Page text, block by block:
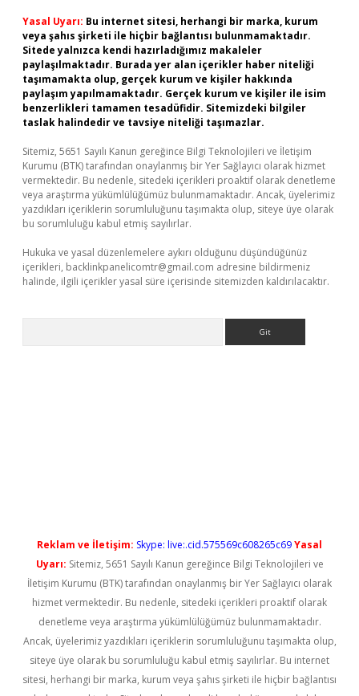
Yasal Uyarı: Bu internet sitesi, herhangi bir marka, kurum
veya şahıs şirketi ile hiçbir bağlantısı bulunmamaktadır.
Sitede yalnızca kendi hazırladığımız makaleler
paylaşılmaktadır. Burada yer alan içerikler haber niteliği
taşımamakta olup, gerçek kurum ve kişiler hakkında
paylaşım yapılmamaktadır. Gerçek kurum ve kişiler ile isim
benzerlikleri tamamen tesadüfidir. Sitemizdeki bilgiler
taslak halindedir ve tavsiye niteliği taşımazlar.
Sitemiz, 5651 Sayılı Kanun gereğince Bilgi Teknolojileri ve İletişim
Kurumu (BTK) tarafından onaylanmış bir Yer Sağlayıcı olarak hizmet
vermektedir. Bu nedenle, sitedeki içerikleri proaktif olarak denetleme
veya araştırma yükümlülüğümüz bulunmamaktadır. Ancak, üyelerimiz
yazdıkları içeriklerin sorumluluğunu taşımakta olup, siteye üye olarak
bu sorumluluğu kabul etmiş sayılırlar.
Hukuka ve yasal düzenlemelere aykırı olduğunu düşündüğünüz
içerikleri, backlinkpanelicomtr@gmail.com adresine bildirmeniz
halinde, ilgili içerikler yasal süre içerisinde sitemizden kaldırılacaktır.
Reklam ve İletişim: Skype: live:.cid.575569c608265c69Yasal
Uyarı: Sitemiz, 5651 Sayılı Kanun gereğince Bilgi Teknolojileri ve
İletişim Kurumu (BTK) tarafından onaylanmış bir Yer Sağlayıcı olarak
hizmet vermektedir. Bu nedenle, sitedeki içerikleri proaktif olarak
denetleme veya araştırma yükümlülüğümüz bulunmamaktadır.
Ancak, üyelerimiz yazdıkları içeriklerin sorumluluğunu taşımakta olup,
siteye üye olarak bu sorumluluğu kabul etmiş sayılırlar. Bu internet
sitesi, herhangi bir marka, kurum veya şahıs şirketi ile hiçbir bağlantısı